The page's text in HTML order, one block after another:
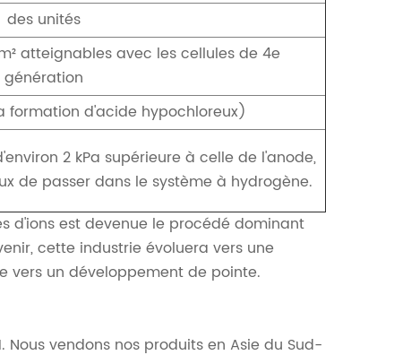
des unités
atteignables avec les cellules de 4e
génération
formation d'acide hypochloreux)
2 kPa supérieure à celle de l'anode,
de passer dans le système à hydrogène.
d'ions est devenue le procédé dominant
cette industrie évoluera vers une
vers un développement de pointe.
Nous vendons nos produits en Asie du Sud-